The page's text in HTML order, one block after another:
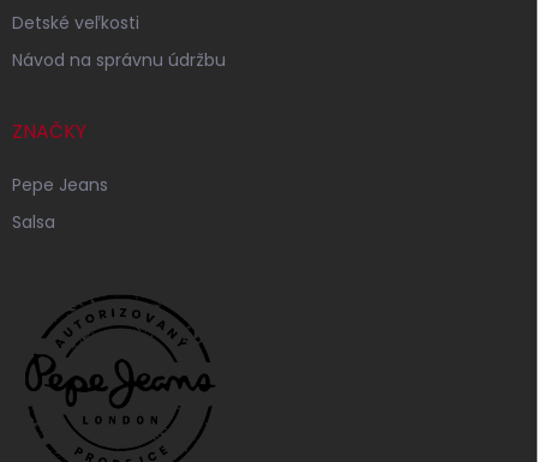
Detské veľkosti
Návod na správnu údržbu
ZNAČKY
Pepe Jeans
Salsa